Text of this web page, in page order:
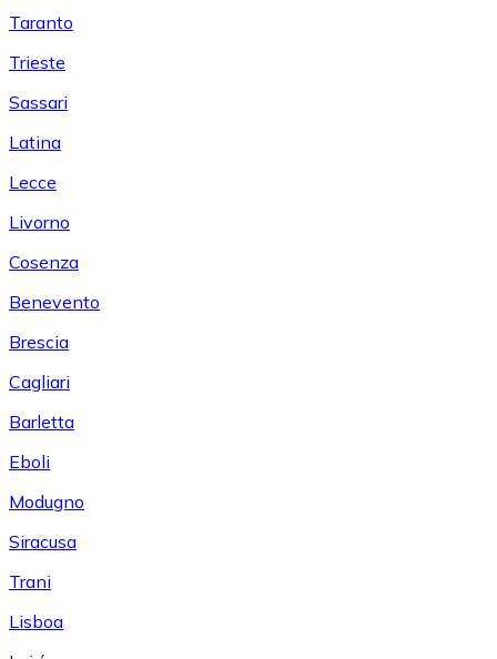
Taranto
Trieste
Sassari
Latina
Lecce
Livorno
Cosenza
Benevento
Brescia
Cagliari
Barletta
Eboli
Modugno
Siracusa
Trani
Lisboa